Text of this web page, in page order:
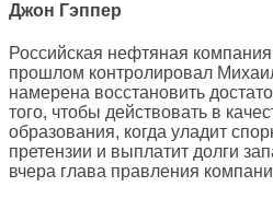
Джон Гэппер
Российская нефтяная
прошлом контролировал
намерена восстановить
того, чтобы действовать в
образования, когда уладит
претензии и выплатит долги
вчера глава правления